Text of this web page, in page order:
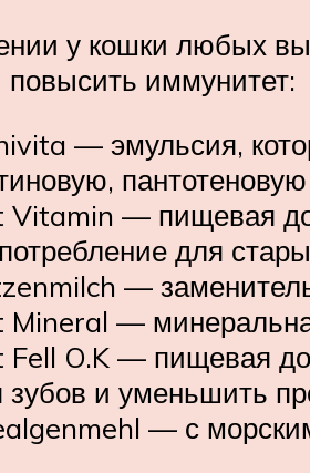
у кошки любых
повысить иммунитет:
— эмульсия,
Vitamin — пищевая
для
—
Mineral —
Fell O.K — пищевая
и уменьшить
— с